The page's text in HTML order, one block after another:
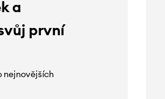
a
první
nejnovějších